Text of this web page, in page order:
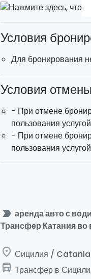
Условия
Для бронирования
Условия отмены
- При отмене
пользования
- При отмене
пользования
label_important аренда авто с
Трансфер Катания
place Сицилия / Catania
directions_bus_filled Трансфер в